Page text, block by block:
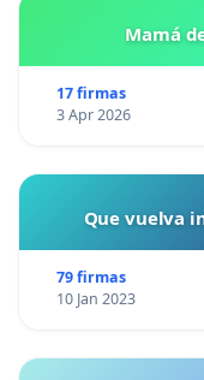
Mamá
17 firmas
3 Apr 2026
Que vuelva
79 firmas
10 Jan 2023